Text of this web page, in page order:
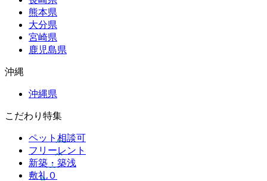
熊本県
大分県
宮崎県
鹿児島県
沖縄
沖縄県
こだわり特集
ペット相談可
フリーレント
新築・築浅
敷礼０